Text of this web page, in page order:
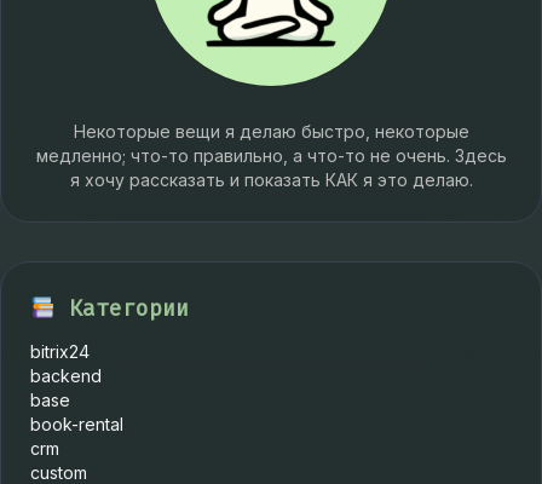
Некоторые вещи я делаю быстро, некоторые
медленно; что-то правильно, а что-то не очень. Здесь
я хочу рассказать и показать КАК я это делаю.
Категории
bitrix24
backend
base
book-rental
crm
custom